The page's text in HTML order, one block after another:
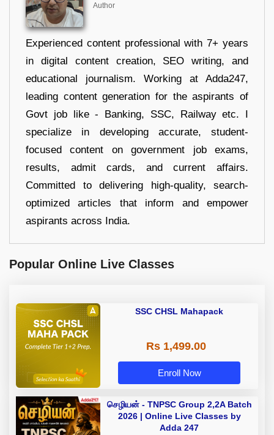
Author
Experienced content professional with 7+ years
in digital content creation, SEO writing, and
educational journalism. Working at Adda247,
leading content generation for the aspirants of
Govt job like - Banking, SSC, Railway etc. I
specialize in developing accurate, student-
focused content on government job exams,
results, admit cards, and current affairs.
Committed to delivering high-quality, search-
optimized articles that inform and empower
aspirants across India.
Popular Online Live Classes
SSC CHSL Mahapack
Rs 1,499.00
Enroll Now
செழியன் - TNPSC Group 2,2A Batch
2026 | Online Live Classes by
Adda 247